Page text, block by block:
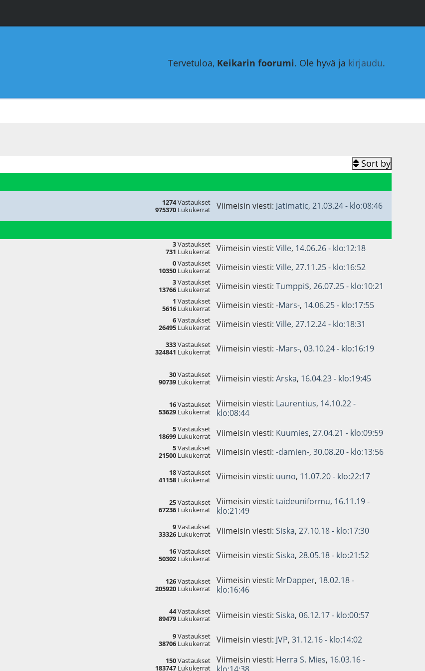
Tervetuloa, Keikarin foorumi. Ole hyvä ja kirjaudu.
Sort by
1274Vastaukset
975370Lukukerrat Viimeisin viesti: Jatimatic, 21.03.24 - klo:08:46
3Vastaukset
731 Lukukerrat Viimeisin viesti: Ville, 14.06.26 - klo:12:18
0Vastaukset
10350Lukukerrat Viimeisin viesti: Ville, 27.11.25 - klo:16:52
3Vastaukset
13766Lukukerrat Viimeisin viesti: Tumppi$, 26.07.25 - klo:10:21
1 Vastaukset
5616Lukukerrat Viimeisin viesti: -Mars-, 14.06.25 - klo:17:55
6Vastaukset
26495Lukukerrat Viimeisin viesti: Ville, 27.12.24 - klo:18:31
333Vastaukset
324841 Lukukerrat Viimeisin viesti: -Mars-, 03.10.24 - klo:16:19
30Vastaukset
90739Lukukerrat Viimeisin viesti: Arska, 16.04.23 - klo:19:45
16Vastaukset
53629Lukukerrat
Viimeisin viesti: Laurentius, 14.10.22 -
klo:08:44
5Vastaukset
18699Lukukerrat Viimeisin viesti: Kuumies, 27.04.21 - klo:09:59
5Vastaukset
21500Lukukerrat Viimeisin viesti: -damien-, 30.08.20 - klo:13:56
18Vastaukset
41158Lukukerrat Viimeisin viesti: uuno, 11.07.20 - klo:22:17
25Vastaukset
67236Lukukerrat
Viimeisin viesti: taideuniformu, 16.11.19 -
klo:21:49
9Vastaukset
33326Lukukerrat Viimeisin viesti: Siska, 27.10.18 - klo:17:30
16Vastaukset
50302Lukukerrat Viimeisin viesti: Siska, 28.05.18 - klo:21:52
126Vastaukset
205920Lukukerrat
Viimeisin viesti: MrDapper, 18.02.18 -
klo:16:46
44Vastaukset
89479Lukukerrat Viimeisin viesti: Siska, 06.12.17 - klo:00:57
9Vastaukset
38706Lukukerrat Viimeisin viesti: JVP, 31.12.16 - klo:14:02
150Vastaukset
183747Lukukerrat
Viimeisin viesti: Herra S. Mies, 16.03.16 -
klo:14:38